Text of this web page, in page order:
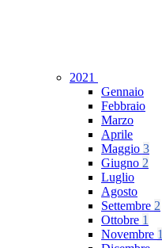
2021
Gennaio
Febbraio
Marzo
Aprile
Maggio 3
Giugno 2
Luglio
Agosto
Settembre 2
Ottobre 1
Novembre 1